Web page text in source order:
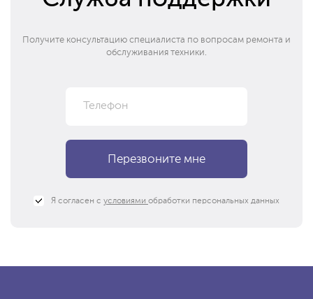
Получите консультацию специалиста по вопросам ремонта и
обслуживания техники.
Я согласен с условиями обработки персональных данных